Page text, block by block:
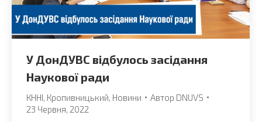
У ДонДУВС відбулось засідання
Наукової ради
КННІ Кропивницький Новини Автор DNUVS
23 Червня, 2022